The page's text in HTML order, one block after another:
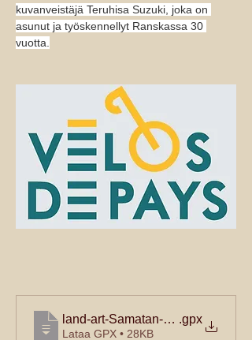
kuvanveistäjä Teruhisa Suzuki, joka on
asunut ja työskennellyt Ranskassa 30
vuotta.
land-art-Samatan-Simorre-
.gpx
Lataa GPX • 28KB